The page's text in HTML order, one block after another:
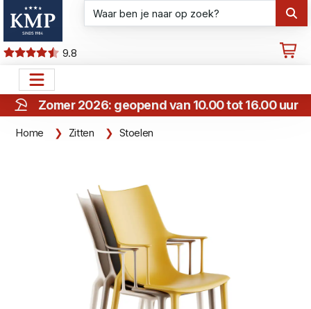
9.8
Zomer 2026: geopend van 10.00 tot 16.00 uur
Home Zitten Stoelen